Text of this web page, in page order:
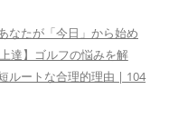
なたが「今日」から始め
上達】ゴルフの悩みを解
ルートな合理的理由 | 104